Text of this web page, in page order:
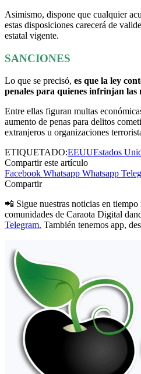
Asimismo, dispone que cualquier
estas disposiciones carecerá de
estatal vigente.
SANCIONES
Lo que se precisó, es que la ley
penales para quienes infrinjan las
Entre ellas figuran multas
aumento de penas para delitos
extranjeros u organizaciones
ETIQUETADO:EEUUEstados
Compartir este artículo
Facebook Whatsapp Whatsapp
Compartir
📲 Sigue nuestras noticias en tiempo
comunidades de Caraota Digital
Telegram. También tenemos app,